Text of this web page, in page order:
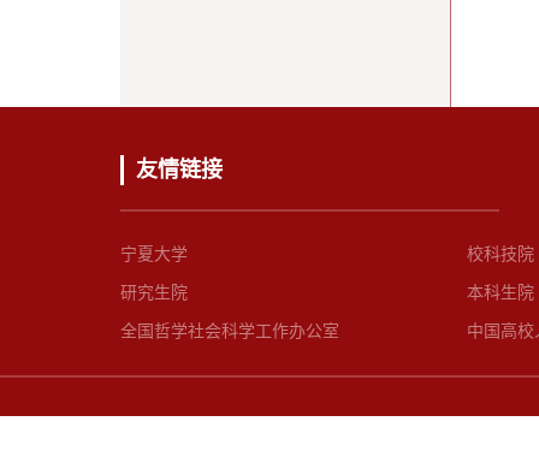
友情链接
宁夏大学 校科技院
研究生院 本科生院
全国哲学社会科学工作办公室 中国高